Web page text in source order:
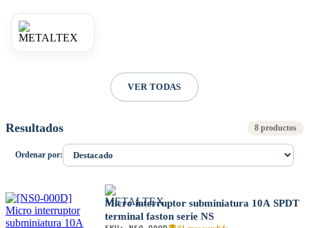
VER TODAS
Resultados 8 productos
Ordenar por:
Micro interruptor subminiatura 10A SPDT
terminal faston serie NS